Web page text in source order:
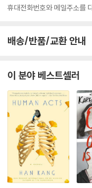
휴대전화번호와 메일주소를
배송/반품/교환 안내
이 분야 베스트셀러